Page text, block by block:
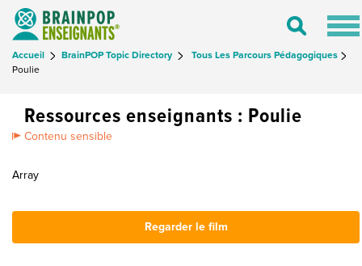
Toggle
Accueil BrainPOP Topic Directory
Tous Les Parcours Pédagogiques
Poulie
Ressources enseignants : Poulie
Contenu sensible
Array
Regarder le film